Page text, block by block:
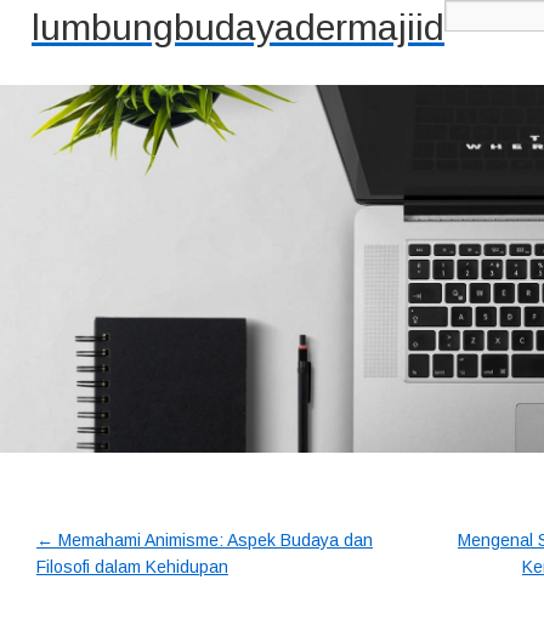
lumbungbudayadermajiid
← Memahami Animisme: Aspek Budaya dan
Filosofi dalam Kehidupan
Mengenal